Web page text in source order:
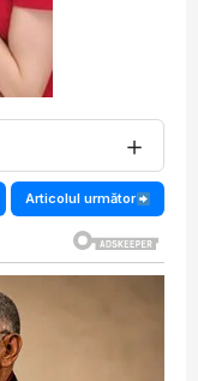
＋
Articolul următor